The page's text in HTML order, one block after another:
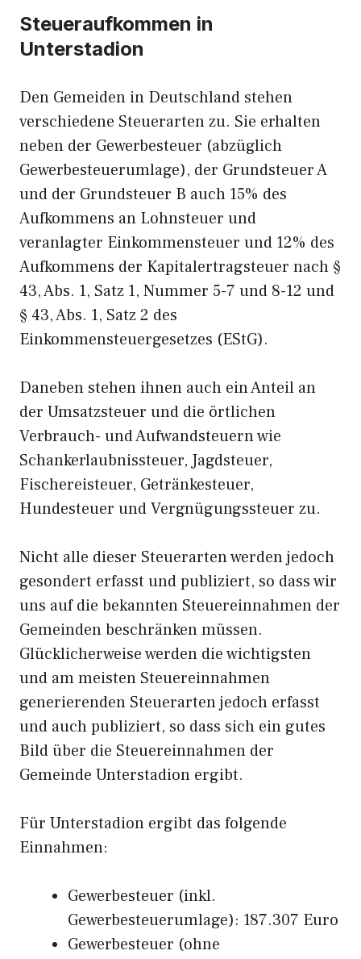
Steueraufkommen in
Unterstadion
Den Gemeiden in Deutschland stehen
verschiedene Steuerarten zu. Sie erhalten
neben der Gewerbesteuer (abzüglich
Gewerbesteuerumlage), der Grundsteuer A
und der Grundsteuer B auch 15% des
Aufkommens an Lohnsteuer und
veranlagter Einkommensteuer und 12% des
Aufkommens der Kapitalertragsteuer nach §
43, Abs. 1, Satz 1, Nummer 5-7 und 8-12 und
§ 43, Abs. 1, Satz 2 des
Einkommensteuergesetzes (EStG).
Daneben stehen ihnen auch ein Anteil an
der Umsatzsteuer und die örtlichen
Verbrauch- und Aufwandsteuern wie
Schankerlaubnissteuer, Jagdsteuer,
Fischereisteuer, Getränkesteuer,
Hundesteuer und Vergnügungssteuer zu.
Nicht alle dieser Steuerarten werden jedoch
gesondert erfasst und publiziert, so dass wir
uns auf die bekannten Steuereinnahmen der
Gemeinden beschränken müssen.
Glücklicherweise werden die wichtigsten
und am meisten Steuereinnahmen
generierenden Steuerarten jedoch erfasst
und auch publiziert, so dass sich ein gutes
Bild über die Steuereinnahmen der
Gemeinde Unterstadion ergibt.
Für Unterstadion ergibt das folgende
Einnahmen:
Gewerbesteuer (inkl.
Gewerbesteuerumlage): 187.307 Euro
Gewerbesteuer (ohne